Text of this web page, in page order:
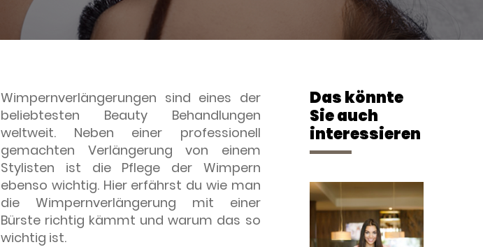
Wimpernverlängerungen sind eines der
beliebtesten Beauty Behandlungen
weltweit. Neben einer professionell
gemachten Verlängerung von einem
Stylisten ist die Pflege der Wimpern
ebenso wichtig. Hier erfährst du wie man
die Wimpernverlängerung mit einer
Bürste richtig kämmt und warum das so
wichtig ist.
Das könnte
Sie auch
interessieren